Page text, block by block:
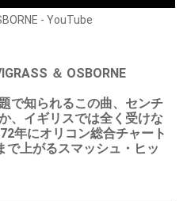
- YouTube
＆ OSBORNE
で知られるこの曲、センチ
、イギリスでは全く受けな
年にオリコン総合チャート
で上がるスマッシュ・ヒッ